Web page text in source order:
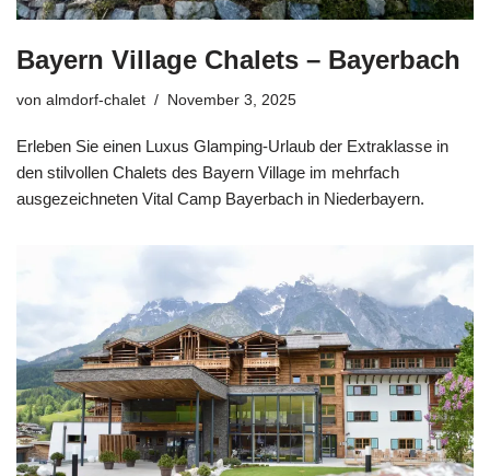
Bayern Village Chalets – Bayerbach
von almdorf-chalet November 3, 2025
Erleben Sie einen Luxus Glamping-Urlaub der Extraklasse in
den stilvollen Chalets des Bayern Village im mehrfach
ausgezeichneten Vital Camp Bayerbach in Niederbayern.